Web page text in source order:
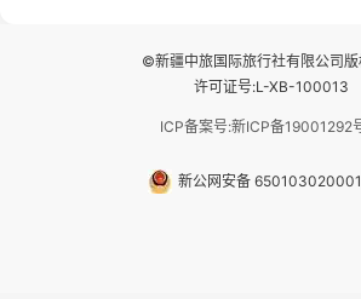
©新疆中旅国际旅行社有限公司版
许可证号:L-XB-100013
ICP备案号:新ICP备19001292
新公网安备